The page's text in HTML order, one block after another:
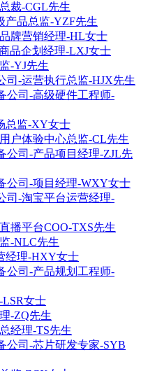
裁-CGL先生
产品总监-YZF先生
牌营销经理-HL女士
品企划经理-LXJ女士
-YJ先生
司-运营执行总监-HJX先生
公司-高级硬件工程师-
总监-XY女士
户体验中心总监-CL先生
公司-产品项目经理-ZJL先
公司-项目经理-WXY女士
司-淘宝平台运营经理-
播平台COO-TXS先生
-NLC先生
经理-HXY女士
公司-产品规划工程师-
女士
-ZQ先生
经理-TS先生
公司-芯片研发专家-SYB